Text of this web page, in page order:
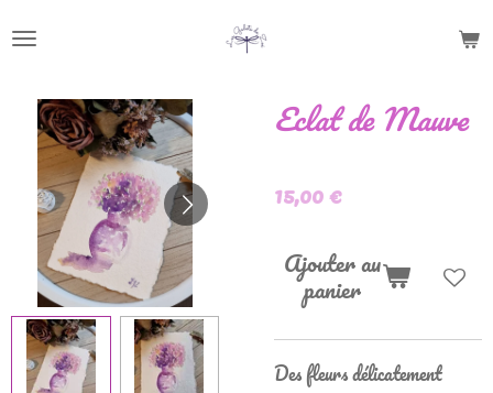
principal
Eclat de Mauve
15,00 €
Ajouter au
panier
Des fleurs délicatement